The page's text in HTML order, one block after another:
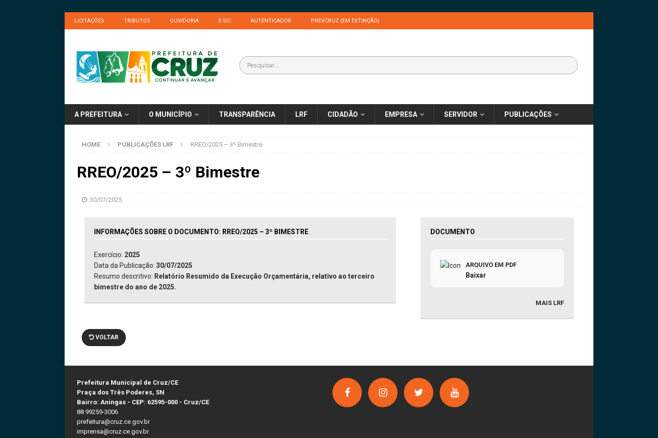
LICITAÇÕES TRIBUTOS OUVIDORIA E-SIC AUTENTICADOR PREVCRUZ (EM EXTINÇÃO)
A PREFEITURA O MUNICÍPIO TRANSPARÊNCIA LRF CIDADÃO EMPRESA SERVIDOR PUBLICAÇÕES
HOME PUBLICAÇÕES LRF RREO/2025 – 3º Bimestre
RREO/2025 – 3º Bimestre
30/07/2025
INFORMAÇÕES SOBRE O DOCUMENTO: RREO/2025 – 3º BIMESTRE
Exercício: 2025
Data da Publicação: 30/07/2025
Resumo descritivo: Relatório Resumido da Execução Orçamentária, relativo ao terceiro
bimestre do ano de 2025.
DOCUMENTO
ARQUIVO EM PDF
Baixar
MAIS LRF
VOLTAR
Prefeitura Municipal de Cruz/CE
Praça dos Três Poderes, SN
Bairro: Aningas - CEP: 62595-000 - Cruz/CE
88 99259-3006
prefeitura@cruz.ce.gov.br
imprensa@cruz.ce.gov.br